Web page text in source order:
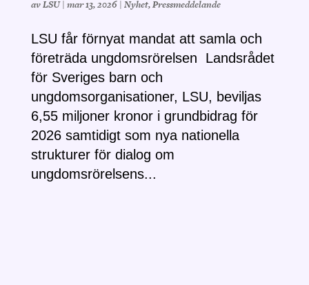
avLSU| mar 13, 2026| Nyhet,Pressmeddelande
LSU får förnyat mandat att samla och
företräda ungdomsrörelsen Landsrådet
för Sveriges barn och
ungdomsorganisationer, LSU, beviljas
6,55 miljoner kronor i grundbidrag för
2026 samtidigt som nya nationella
strukturer för dialog om
ungdomsrörelsens...